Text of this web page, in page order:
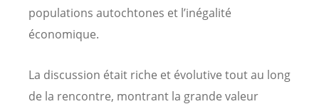
populations autochtones et l’inégalité
économique.
La discussion était riche et évolutive tout au long
de la rencontre, montrant la grande valeur